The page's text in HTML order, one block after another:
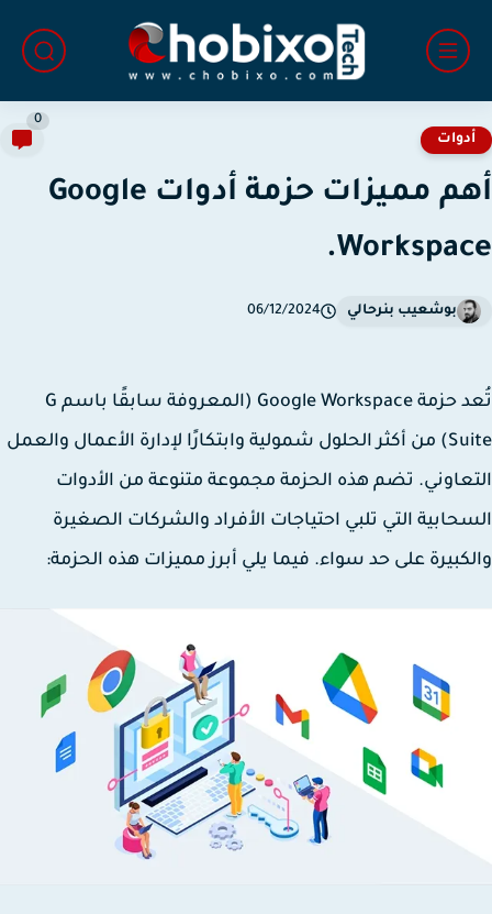
أهم مميزات حزمة أدوات Google
بوشعيب بنرحالي 06/12/2024
حزمةGoogle Workspace
(المعروفة سابقًا باسم G
Suite) من أكثر الحلول شمولية وابتكارًا لإدارة الأعمال والعمل
تضم هذه الحزمة مجموعة متنوعة من الأدوات
التي تلبي احتياجات الأفراد والشركات الصغيرة
على حد سواء. فيما يلي أبرز مميزات هذه الحزمة: